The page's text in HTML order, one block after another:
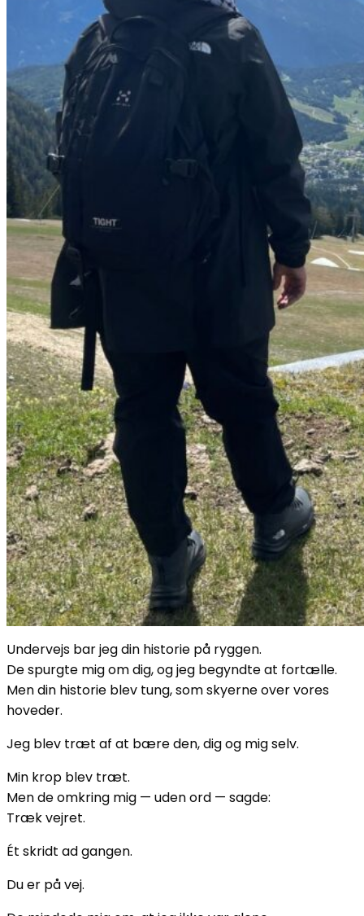
Undervejs bar jeg din historie på ryggen.
De spurgte mig om dig, og jeg begyndte at fortælle.
Men din historie blev tung, som skyerne over vores
hoveder.
Jeg blev træt af at bære den, dig og mig selv.
Min krop blev træt.
Men de omkring mig — uden ord — sagde:
Træk vejret.
Ét skridt ad gangen.
Du er på vej.